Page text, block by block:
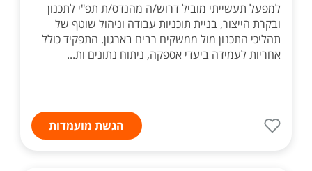
למפעל תעשייתי מוביל דרוש/ה מהנדס/ת תפ"י לתכנון
ובקרת הייצור, בניית תוכניות עבודה וניהול שוטף של
תהליכי התכנון מול ממשקים רבים בארגון. התפקיד כולל
אחריות לעמידה ביעדי אספקה, ניתוח נתונים ות...
הגשת מועמדות